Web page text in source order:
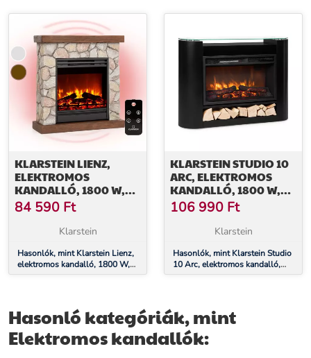
KLARSTEIN LIENZ,
ELEKTROMOS
KANDALLÓ, 1800 W,
KŐ HATÁS,
TÁVIRÁNYÍTÓ, BARNA
84 590 Ft
Klarstein
Hasonlók, mint Klarstein Lienz,
elektromos kandalló, 1800 W,
kő hatás, távirányító, barna
KLARSTEIN STUDIO 10
ARC, ELEKTROMOS
KANDALLÓ, 1800 W,
LED LÁNGOK,
VENTILÁTOR,
TÁVIRÁNYÍTÓ
106 990 Ft
Klarstein
Hasonlók, mint Klarstein Studio
10 Arc, elektromos kandalló,
1800 W, LED lángok, ventilátor,
Hasonló kategóriák, mint
Elektromos kandallók: